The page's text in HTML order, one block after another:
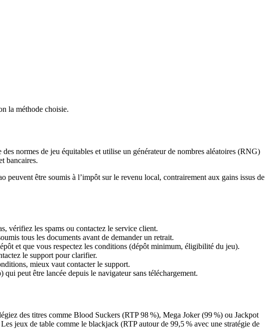
la méthode choisie.
normes de jeu équitables et utilise un générateur de nombres aléatoires (RNG)
bancaires.
peuvent être soumis à l’impôt sur le revenu local, contrairement aux gains issus de
vérifiez les spams ou contactez le service client.
tous les documents avant de demander un retrait.
et que vous respectez les conditions (dépôt minimum, éligibilité du jeu).
le support pour clarifier.
mieux vaut contacter le support.
peut être lancée depuis le navigateur sans téléchargement.
des titres comme Blood Suckers (RTP 98 %), Mega Joker (99 %) ou Jackpot
jeux de table comme le blackjack (RTP autour de 99,5 % avec une stratégie de